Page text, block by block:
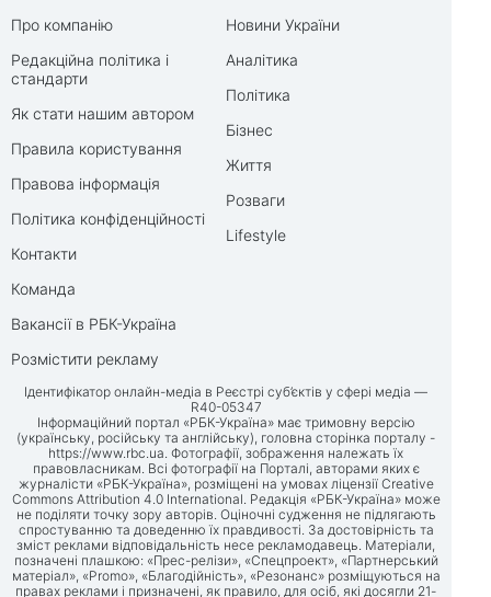
Про компанію
Редакційна політика і
стандарти
Як стати нашим автором
Правила користування
Правова інформація
Політика конфіденційності
Контакти
Команда
Вакансії в РБК-Україна
Розмістити рекламу
Новини України
Аналітика
Політика
Бізнес
Життя
Розваги
Lifestyle
Ідентифікатор онлайн-медіа в Реєстрі суб’єктів у сфері медіа —
R40-05347
Інформаційний портал «РБК-Україна» має тримовну версію
(українську, російську та англійську), головна сторінка порталу -
https://www.rbc.ua. Фотографії, зображення належать їх
правовласникам. Всі фотографії на Порталі, авторами яких є
журналісти «РБК-Україна», розміщені на умовах ліцензії Creative
Commons Attribution 4.0 International. Редакція «РБК-Україна» може
не поділяти точку зору авторів. Оціночні судження не підлягають
спростуванню та доведенню їх правдивості. За достовірність та
зміст реклами відповідальність несе рекламодавець. Матеріали,
позначені плашкою: «Прес-релізи», «Спецпроект», «Партнерський
матеріал», «Promo», «Благодійність», «Резонанс» розміщуються на
правах реклами і призначені, як правило, для осіб, які досягли 21-